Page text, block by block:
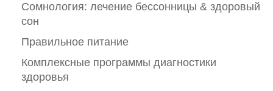
Сомнология: лечение бессонницы & здоровый
сон
Правильное питание
Комплексные программы диагностики
здоровья